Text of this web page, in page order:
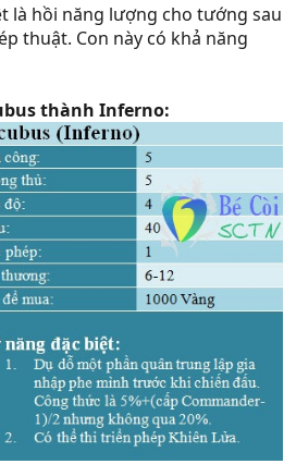
là hồi năng lượng cho tướng sau
thuật. Con này có khả năng
thành Inferno: